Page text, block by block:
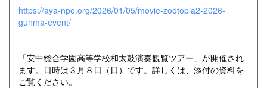
https://aya-npo.org/2026/01/05/movie-zootopia2-2026-
gunma-event/
「安中総合学園高等学校和太鼓演奏観覧ツアー」が開催され
ます。日時は３月８日（日）です。詳しくは、添付の資料を
ご覧ください。